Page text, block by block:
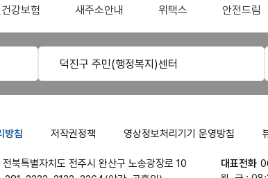
강보험 새주소안내 위택스 안전드림
덕진구 주민(행정복지)센터
방침 저작권정책 영상정보처리기기 운영방침
북특별자치도 전주시 완산구 노송광장로 10 대표전화